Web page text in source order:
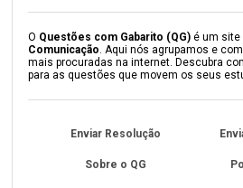
O Questões com Gabarito (QG) é um site
Comunicação . Aqui nós agrupamos e
mais procuradas na internet. Descubra
para as questões que movem os seus
Enviar Resolução
Sobre o QG